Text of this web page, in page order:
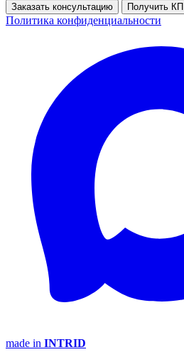
Заказать консультацию Получить КП
Политика конфиденциальности
made in INTRID